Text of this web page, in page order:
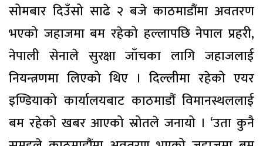
सोमबार दिउँसो साढे २ बजे काठमाडौंमा अवतरण
भएको जहाजमा बम रहेको हल्लापछि नेपाल प्रहरी,
नेपाली सेनाले सुरक्षा जाँचका लागि जहाजलाई
नियन्त्रणमा लिएको थिए । दिल्लीमा रहेको एयर
इण्डियाको कार्यालयबाट काठमाडौं विमानस्थललाई
बम रहेको खबर आएको स्रोतले जनायो । ‘उता कुनै